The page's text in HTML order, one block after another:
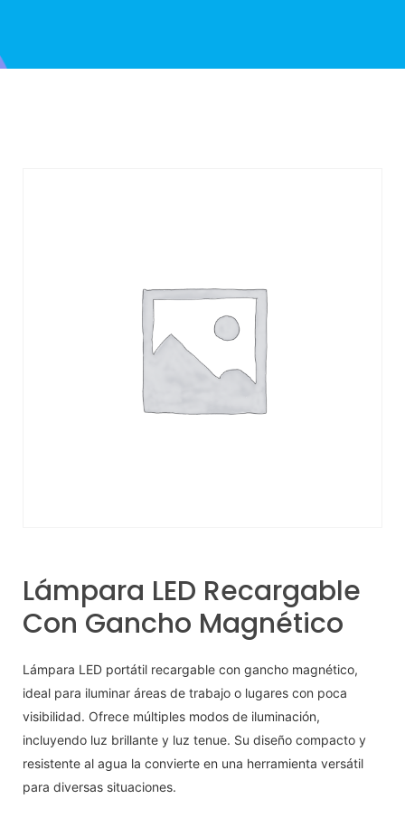
Lámpara LED Recargable
Con Gancho Magnético
Lámpara LED portátil recargable con gancho magnético,
ideal para iluminar áreas de trabajo o lugares con poca
visibilidad. Ofrece múltiples modos de iluminación,
incluyendo luz brillante y luz tenue. Su diseño compacto y
resistente al agua la convierte en una herramienta versátil
para diversas situaciones.